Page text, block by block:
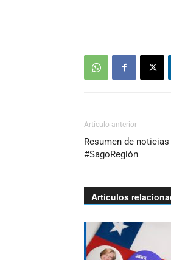
Artículo anterior
Resumen de
#SagoRegión
Artículos